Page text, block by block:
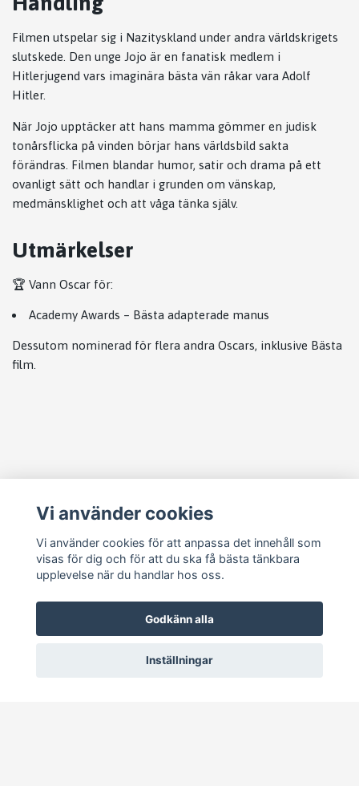
Filmen utspelar sig i Nazityskland under andra världskrigets
slutskede. Den unge Jojo är en fanatisk medlem i
Hitlerjugend vars imaginära bästa vän råkar vara Adolf
Hitler.
När Jojo upptäcker att hans mamma gömmer en judisk
tonårsflicka på vinden börjar hans världsbild sakta
förändras. Filmen blandar humor, satir och drama på ett
ovanligt sätt och handlar i grunden om vänskap,
medmänsklighet och att våga tänka själv.
Utmärkelser
🏆 Vann Oscar för:
Academy Awards – Bästa adapterade manus
Dessutom nominerad för flera andra Oscars, inklusive Bästa
film.
Köpvillkor
Kontakt
Cookie Concent
Vi använder cookies
Vi använder cookies för att anpassa det innehåll som
visas för dig och för att du ska få bästa tänkbara
upplevelse när du handlar hos oss.
Godkänn alla
Inställningar